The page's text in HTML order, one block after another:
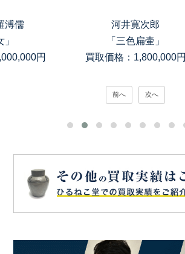
溥儒
円
河井寛次郎
「三色扁壷」
買取価格：1,800,000円
前へ 次へ